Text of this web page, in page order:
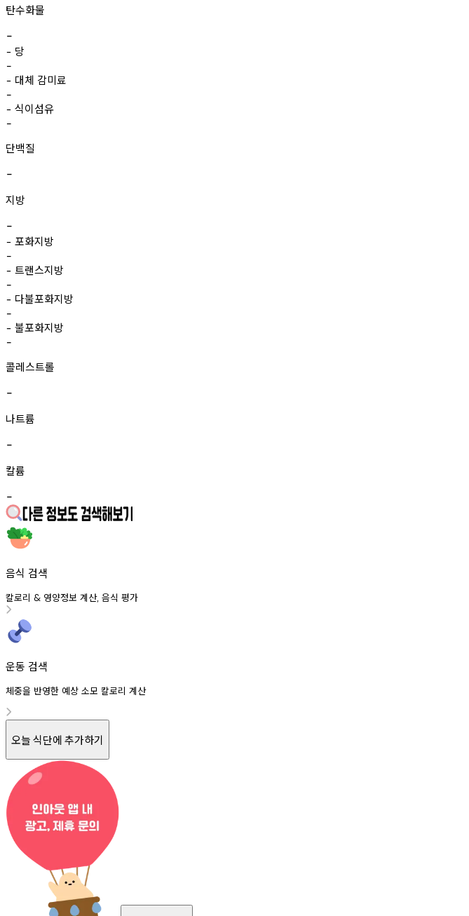
탄수화물
-
- 당
-
- 대체 감미료
-
- 식이섬유
-
단백질
-
지방
-
- 포화지방
-
- 트랜스지방
-
- 다불포화지방
-
- 불포화지방
-
콜레스트롤
-
나트륨
-
칼륨
-
음식 검색
칼로리 & 영양정보 계산, 음식 평가
운동 검색
체중을 반영한 예상 소모 칼로리 계산
오늘 식단에 추가하기